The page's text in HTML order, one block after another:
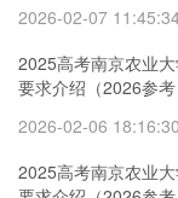
2026-02-07
2025高考南京农业
要求介绍（2026参考
2026-02-06 18:16:30
2025高考南京农业